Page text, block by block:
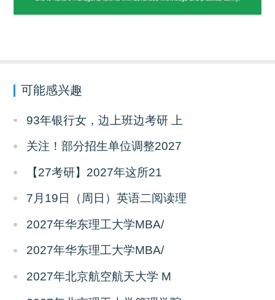
可能感兴趣
93年银行女，边上班边考研 上
关注！部分招生单位调整2027
【27考研】2027年这所21
7月19日（周日）英语二阅读理
2027年华东理工大学MBA/
2027年华东理工大学MBA/
2027年北京航空航天大学 M